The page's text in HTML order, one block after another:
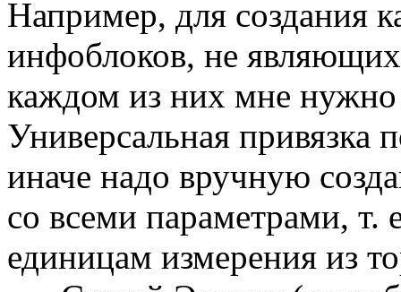
Например, для создания
инфоблоков, не
каждом из них мне нужно
Универсальная привязка
иначе надо вручную
со всеми параметрами,
единицам измерения из